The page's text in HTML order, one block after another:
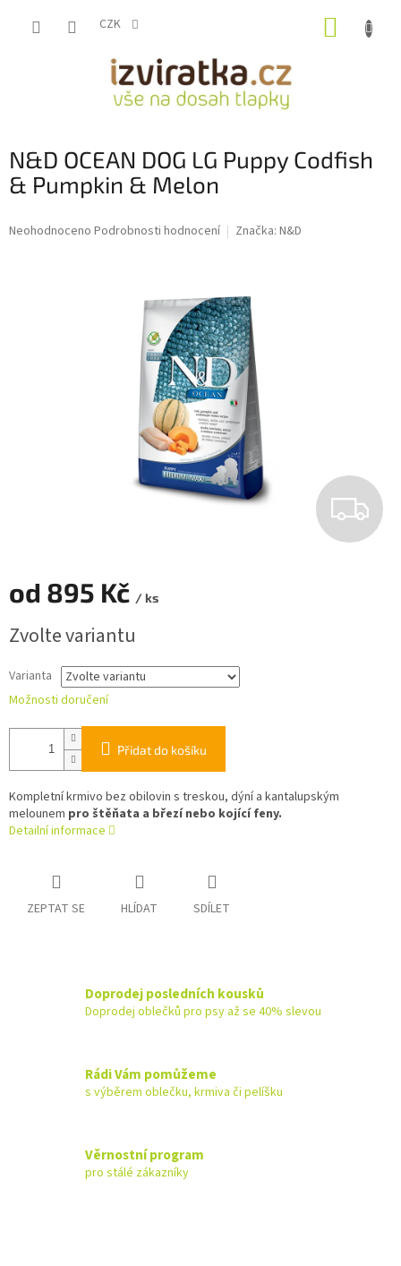
CZK
N&D OCEAN DOG LG Puppy Codfish
& Pumpkin & Melon
Průměrné
Neohodnoceno Podrobnosti hodnocení Značka: N&D
Z
D
od 895 Kč / ks
cena:
Zvolte variantu
Varianta
Možnosti doručení
Přidat do košíku
Kompletní krmivo bez obilovin s treskou, dýní a kantalupským
melounem pro štěňata a březí nebo kojící feny.
Detailní informace
ZEPTAT SE HLÍDAT SDÍLET
Doprodej posledních kousků
Doprodej oblečků pro psy až se 40% slevou
Rádi Vám pomůžeme
s výběrem oblečku, krmiva či pelíšku
Věrnostní program
pro stálé zákazníky